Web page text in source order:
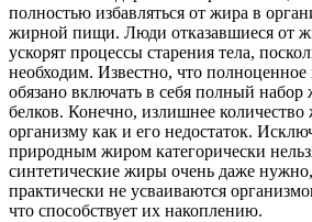
полностью избавляться от жира в
жирной пищи. Люди отказавшиеся от
ускорят процессы старения тела,
необходим. Известно, что полноценное
обязано включать в себя полный набор
белков. Конечно, излишнее количество
организму как и его недостаток.
природным жиром категорически
синтетические жиры очень даже
практически не усваиваются
что способствует их накоплению.